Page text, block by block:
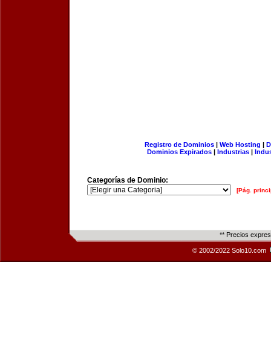
Registro de Dominios| Web Hosting |
Dominios Expirados | Industrias |
Categorías de Dominio:
[Pág.
** Precios
© 2002/2022 Solo10.com